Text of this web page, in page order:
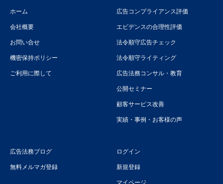
ホーム
会社概要
お問い合せ
機密保持ポリシー
ご利用に際して
広告コンプライアンス評価
エビデンスの合理性評価
法令順守広告チェック
法令順守ライティング
広告法務コンサル・教育
公開セミナー
顧客サービス改善
実績・事例・お客様の声
広告法務ブログ
無料メルマガ登録
ログイン
新規登録
マイページ